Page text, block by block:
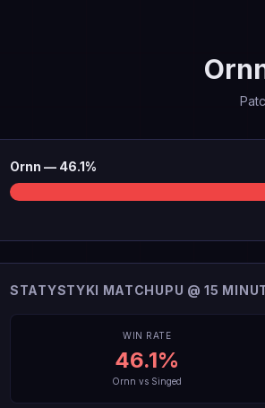
Ornn — 46.1%
STATYSTYKI MATCHUPU @ 15
WIN RATE
46.1%
Ornn vs Singed